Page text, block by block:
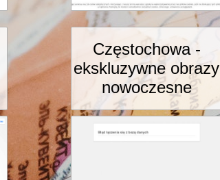
Częstochowa -
ekskluzywne obrazy
nowoczesne